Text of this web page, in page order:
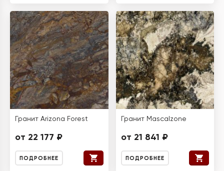
Гранит Arizona Forest
от 22 177 ₽
ПОДРОБНЕЕ
Гранит Mascalzone
от 21 841 ₽
ПОДРОБНЕЕ